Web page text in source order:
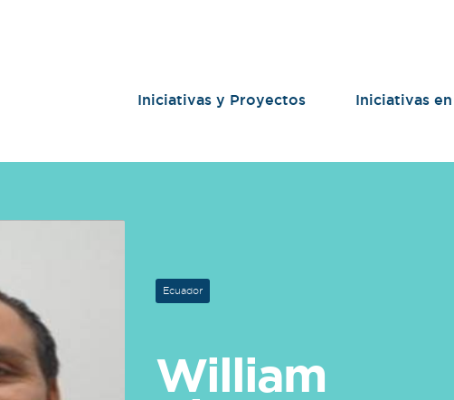
Iniciativas y Proyectos Iniciativas
Ecuador
William